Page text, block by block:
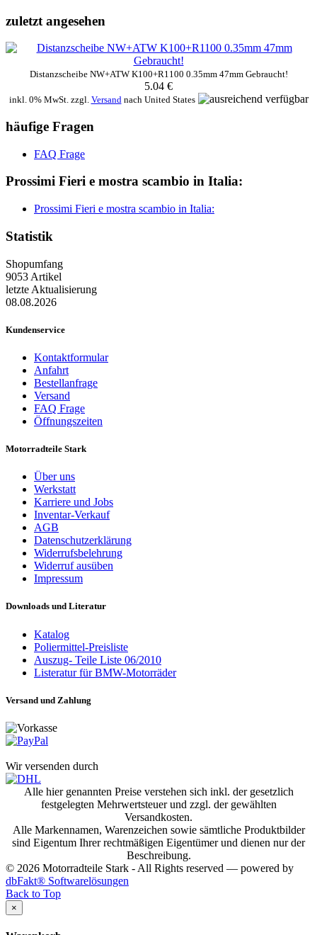
zuletzt angesehen
Distanzscheibe NW+ATW K100+R1100 0.35mm 47mm Gebraucht!
5.04 €
inkl. 0% MwSt. zzgl. Versandnach United States
häufige Fragen
FAQ Frage
Prossimi Fieri e mostra scambio in Italia:
Prossimi Fieri e mostra scambio in Italia:
Statistik
Shopumfang
9053 Artikel
letzte Aktualisierung
08.08.2026
Kundenservice
Kontaktformular
Anfahrt
Bestellanfrage
Versand
FAQ Frage
Öffnungszeiten
Motorradteile Stark
Über uns
Werkstatt
Karriere und Jobs
Inventar-Verkauf
AGB
Datenschutzerklärung
Widerrufsbelehrung
Widerruf ausüben
Impressum
Downloads und Literatur
Katalog
Poliermittel-Preisliste
Auszug- Teile Liste 06/2010
Listeratur für BMW-Motorräder
Versand und Zahlung
Wir versenden durch
Alle hier genannten Preise verstehen sich inkl. der gesetzlich
festgelegten Mehrwertsteuer und zzgl. der gewählten
Versandkosten.
Alle Markennamen, Warenzeichen sowie sämtliche Produktbilder
sind Eigentum Ihrer rechtmäßigen Eigentümer und dienen nur der
Beschreibung.
© 2026 Motorradteile Stark - All Rights reserved — powered by
dbFakt® Softwarelösungen
Back to Top
×